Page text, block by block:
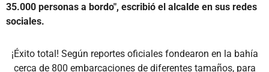
35.000 personas a bordo", escribió el alcalde en sus redes
sociales.
¡Éxito total! Según reportes oficiales fondearon en la bahía
cerca de 800 embarcaciones de diferentes tamaños, para